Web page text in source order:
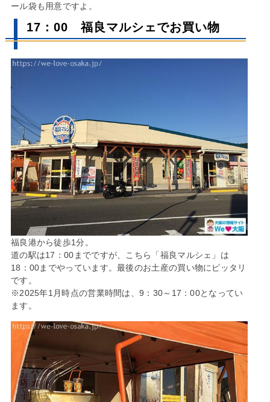
ール袋も用意ですよ。
17：00 福良マルシェでお買い物
福良港から徒歩1分。
道の駅は17：00までですが、こちら「福良マルシェ」は
18：00までやっています。最後のお土産の買い物にピッタリ
です。
※2025年1月時点の営業時間は、9：30～17：00となってい
ます。